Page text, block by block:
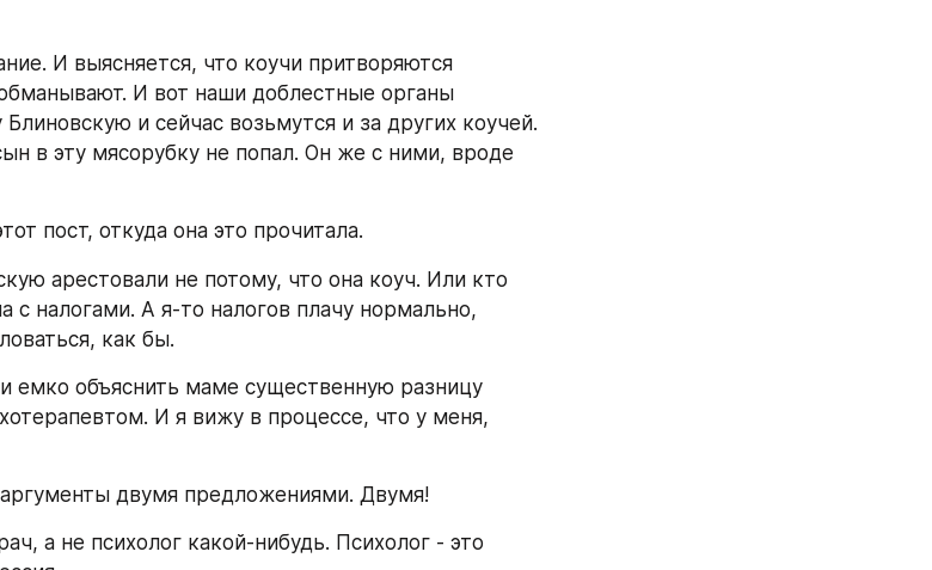
И выясняется, что коучи притворяются
И вот наши доблестные органы
и сейчас возьмутся и за других коучей.
в эту мясорубку не попал. Он же с ними, вроде
пост, откуда она это прочитала.
арестовали не потому, что она коуч. Или кто
с налогами. А я-то налогов плачу нормально,
как бы.
емко объяснить маме существенную разницу
И я вижу в процессе, что у меня,
двумя предложениями. Двумя!
а не психолог какой-нибудь. Психолог - это